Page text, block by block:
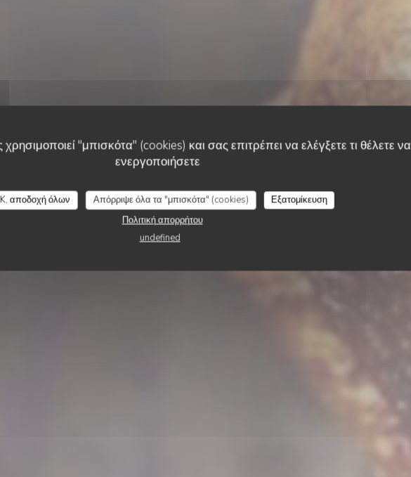
"μπισκότα" (cookies) και σας επιτρέπει να ελέγξετε τι θέλετε να
ενεργοποιήσετε
αποδοχή όλων Απόρριψε όλα τα "μπισκότα" (cookies)
Εξατομίκευση
Πολιτική απορρήτου
undefined
ΞΕΝΟΔΟΧΕΊΟ• MONTGEROULT
BROCHES DU VEXIN